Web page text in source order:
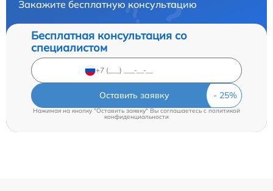
Закажите бесплатную консультацию
Бесплатная консультация со
специалистом
Оставить заявку
Нажимая на кнопку "Оставить заявку" Вы соглашаетесь cполитикой
конфиденциальности